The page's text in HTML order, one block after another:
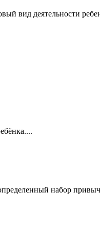
вид деятельности
набор